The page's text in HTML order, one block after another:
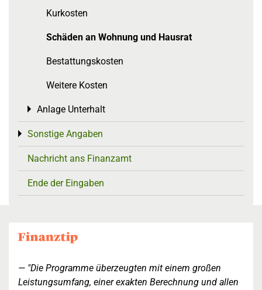
Kurkosten
Schäden an Wohnung und Hausrat
Bestattungskosten
Weitere Kosten
Anlage Unterhalt
Toggle menu
Sonstige Angaben
Toggle menu
Nachricht ans Finanzamt
Ende der Eingaben
"Die Programme überzeugten mit einem großen
Leistungsumfang, einer exakten Berechnung und allen